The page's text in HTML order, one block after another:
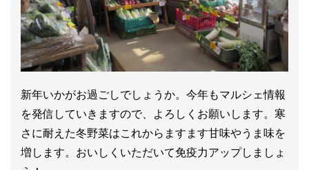
新年いかがお過ごしでしょうか。今年もマルシェ情報
を発信していきますので、よろしくお願いします。寒
さに耐えた冬野菜はこれからますます甘味やうま味を
増します。おいしくいただいて免疫力アップしましょ